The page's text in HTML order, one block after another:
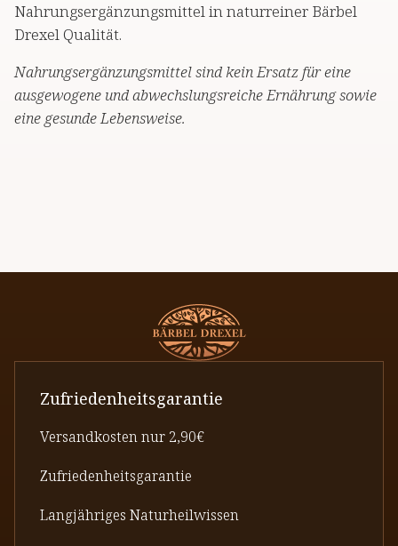
Nahrungsergänzungsmittel in naturreiner Bärbel
Drexel Qualität.
Nahrungsergänzungsmittel sind kein Ersatz für eine
ausgewogene und abwechslungsreiche Ernährung sowie
eine gesunde Lebensweise.
Zufriedenheitsgarantie
Versandkosten nur 2,90€
Zufriedenheitsgarantie
Langjähriges Naturheilwissen